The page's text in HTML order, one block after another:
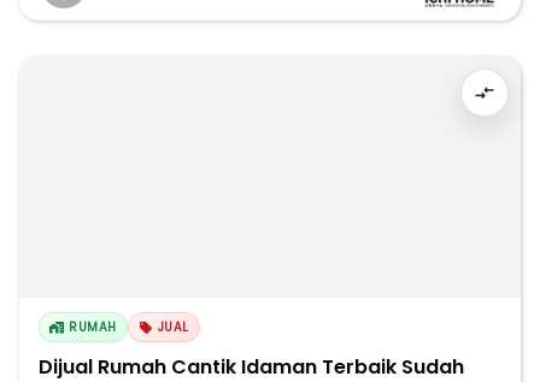
RUMAH JUAL
Dijual Rumah Cantik Idaman Terbaik Sudah